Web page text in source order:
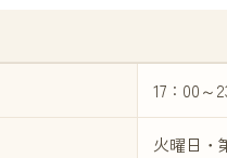
17：00～
火曜日・